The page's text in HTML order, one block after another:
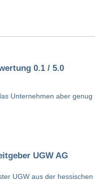
0.1 / 5.0
Unternehmen aber genug
UGW AG
UGW aus der hessischen